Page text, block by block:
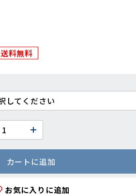
送料無料
カートに追加
お気に入りに追加